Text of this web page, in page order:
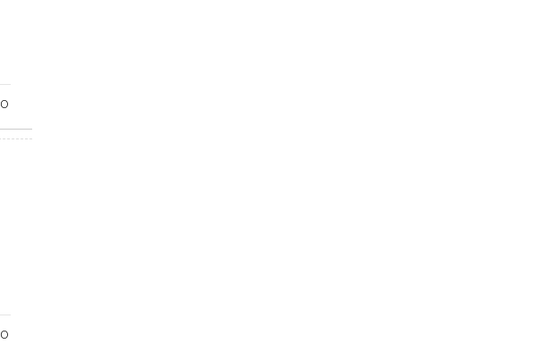
0
0